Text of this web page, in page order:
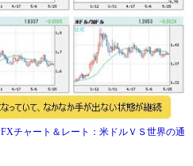
FXチャート＆レート：米ドルＶＳ世界の通